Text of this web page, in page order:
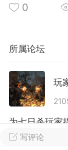
作弊模组的发
模组的发布行为
汉
72
大人
Lv.8
写评论
0
所属论坛
玩
为七日杀玩家
遵守中国法律